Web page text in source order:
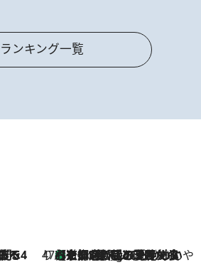
ランキング一覧
立飛歌舞伎へ 47都道府県の手みやげ ひんやりスイーツで夏を満喫
1 Hour Ago
【京都府】この夏絶対食べたい 冷やしておいしいおやつ3選 ひと口目から心を掴む新緑のテリーヌ